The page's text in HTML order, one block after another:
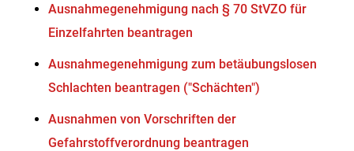
Ausnahmegenehmigung nach § 70 StVZO für
Einzelfahrten beantragen
Ausnahmegenehmigung zum betäubungslosen
Schlachten beantragen ("Schächten")
Ausnahmen von Vorschriften der
Gefahrstoffverordnung beantragen